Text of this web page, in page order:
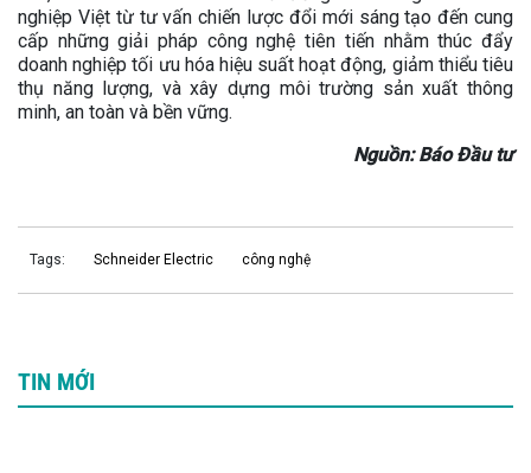
nghiệp Việt từ tư vấn chiến lược đổi mới sáng tạo đến cung
cấp những giải pháp công nghệ tiên tiến nhằm thúc đẩy
doanh nghiệp tối ưu hóa hiệu suất hoạt động, giảm thiểu tiêu
thụ năng lượng, và xây dựng môi trường sản xuất thông
minh, an toàn và bền vững.
Nguồn: Báo Đầu tư
Tags: Schneider Electric công nghệ
TIN MỚI